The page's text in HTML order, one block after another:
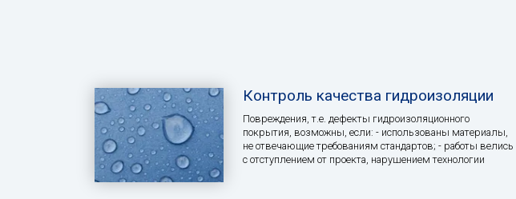
Контроль качества гидроизоляции
Повреждения, т.е. дефекты гидроизоляционного
покрытия, возможны, если: - использованы материалы,
не отвечающие требованиям стандартов; - работы велись
с отступлением от проекта, нарушением технологии